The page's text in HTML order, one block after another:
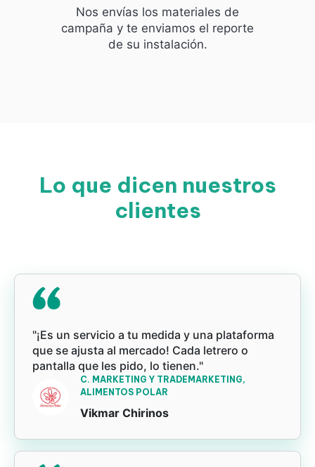
Nos envías los materiales de
campaña y te enviamos el reporte
de su instalación.
Lo que dicen nuestros
clientes
"¡Es un servicio a tu medida y una plataforma
que se ajusta al mercado! Cada letrero o
pantalla que les pido, lo tienen."
C. MARKETING Y TRADEMARKETING,
ALIMENTOS POLAR
Vikmar Chirinos